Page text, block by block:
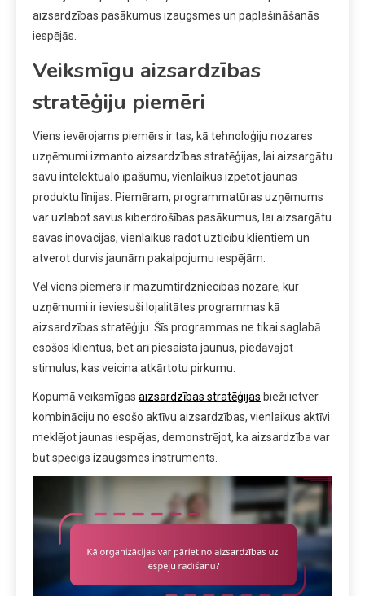
aizsardzības pasākumus izaugsmes un paplašināšanās
iespējās.
Veiksmīgu aizsardzības
stratēģiju piemēri
Viens ievērojams piemērs ir tas, kā tehnoloģiju nozares
uzņēmumi izmanto aizsardzības stratēģijas, lai aizsargātu
savu intelektuālo īpašumu, vienlaikus izpētot jaunas
produktu līnijas. Piemēram, programmatūras uzņēmums
var uzlabot savus kiberdrošības pasākumus, lai aizsargātu
savas inovācijas, vienlaikus radot uzticību klientiem un
atverot durvis jaunām pakalpojumu iespējām.
Vēl viens piemērs ir mazumtirdzniecības nozarē, kur
uzņēmumi ir ieviesuši lojalitātes programmas kā
aizsardzības stratēģiju. Šīs programmas ne tikai saglabā
esošos klientus, bet arī piesaista jaunus, piedāvājot
stimulus, kas veicina atkārtotu pirkumu.
Kopumā veiksmīgas aizsardzības stratēģijas bieži ietver
kombināciju no esošo aktīvu aizsardzības, vienlaikus aktīvi
meklējot jaunas iespējas, demonstrējot, ka aizsardzība var
būt spēcīgs izaugsmes instruments.